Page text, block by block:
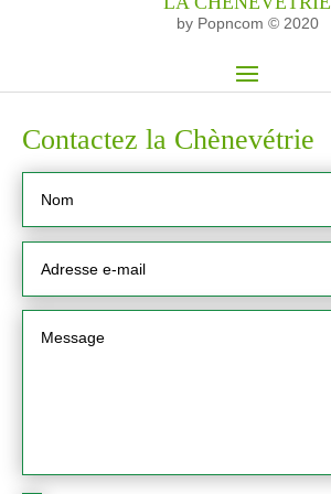
by Popncom © 2020
Contactez la Chènevétrie